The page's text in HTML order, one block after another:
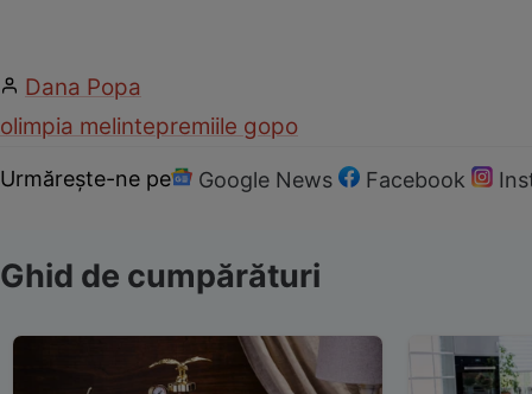
Dana Popa
olimpia melintepremiile gopo
Urmărește-ne pe Google News Facebook
Ghid de cumpărături